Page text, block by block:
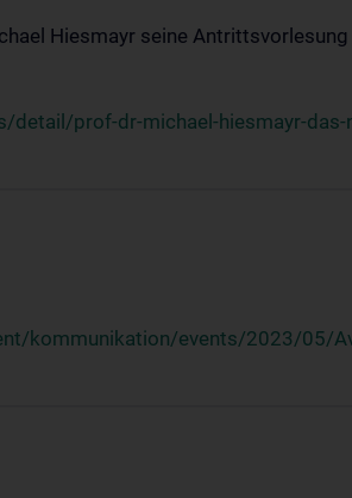
Hiesmayr seine
prof-dr-michael-hiesmayr-
kommunikation/events/2023/05/